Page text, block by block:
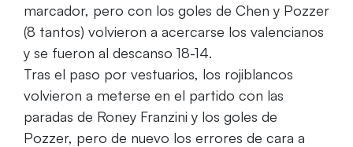
marcador, pero con los goles de Chen y Pozzer
(8 tantos) volvieron a acercarse los valencianos
y se fueron al descanso 18-14.
Tras el paso por vestuarios, los rojiblancos
volvieron a meterse en el partido con las
paradas de Roney Franzini y los goles de
Pozzer, pero de nuevo los errores de cara a